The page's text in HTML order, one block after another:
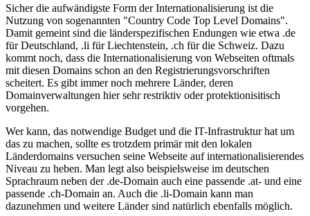
Sicher die aufwändigste Form der Internationalisierung ist die
Nutzung von sogenannten "Country Code Top Level Domains".
Damit gemeint sind die länderspezifischen Endungen wie etwa .de
für Deutschland, .li für Liechtenstein, .ch für die Schweiz. Dazu
kommt noch, dass die Internationalisierung von Webseiten oftmals
mit diesen Domains schon an den Registrierungsvorschriften
scheitert. Es gibt immer noch mehrere Länder, deren
Domainverwaltungen hier sehr restriktiv oder protektionisitisch
vorgehen.
Wer kann, das notwendige Budget und die IT-Infrastruktur hat um
das zu machen, sollte es trotzdem primär mit den lokalen
Länderdomains versuchen seine Webseite auf internationalisierendes
Niveau zu heben. Man legt also beispielsweise im deutschen
Sprachraum neben der .de-Domain auch eine passende .at- und eine
passende .ch-Domain an. Auch die .li-Domain kann man
dazunehmen und weitere Länder sind natürlich ebenfalls möglich.